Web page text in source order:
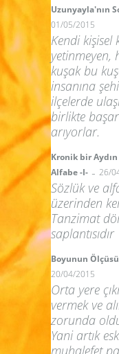
Uzunyayla'nın
01/05/2015
Kendi kişisel
yetinmeyen,
kuşak bu
insanına
ilçelerde
birlikte
arıyorlar.
Kronik bir Aydın
Alfabe -I- - 26/
Sözlük ve
üzerinden
Tanzimat
saplantısıdır
Boyunun
20/04/2015
Orta yere
vermek ve
zorunda
Yani artık
muhalefet